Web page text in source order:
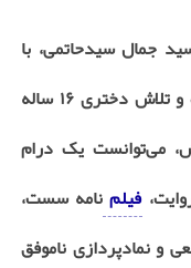
جمال سیدحاتمی، با
ایده‌ای جذاب درباره فروپاشی یک خانواده و تلاش دختری ۱۶ ساله
می‌توانست یک درام
فیلمنامه سست،
و نمادپردازی ناموفق